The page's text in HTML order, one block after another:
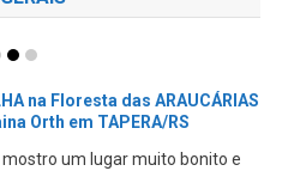
na Floresta das ARAUCÁRIAS
Orth em TAPERA/RS
um lugar muito bonito e